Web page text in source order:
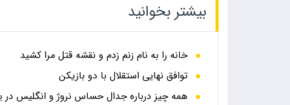
بیشتر بخوانید
خانه را به نام زنم زدم و نقشه قتل مرا کشید
توافق نهایی استقلال با دو بازیکن
همه چیز درباره جدال حساس نروژ و انگلیس در